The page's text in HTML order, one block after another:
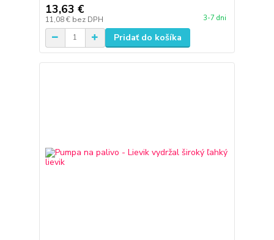
13,63 €
11,08 € bez DPH 3-7 dni
Pridať do košíka